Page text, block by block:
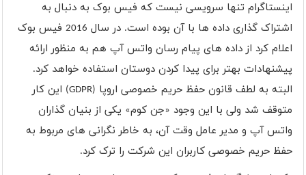
اینستاگرام تنها سرویسی نیست که فیس بوک به دنبال به
اشتراک گذاری داده ها با آن بوده است. در سال 2016 فیس بوک
اعلام کرد از داده های پیام رسان واتس آپ هم به منظور ارائه
پیشنهادات بهتر برای پیدا کردن دوستان استفاده خواهد کرد.
البته به لطف قانون حفظ حریم خصوصی اروپا (GDPR) این کار
متوقف شد ولی با این وجود «جن کوم» یکی از بنیان گذاران
واتس آپ و مدیر عامل وقت آن، به خاطر نگرانی های مربوط به
حفظ حریم خصوصی کاربران این شرکت را ترک کرد.